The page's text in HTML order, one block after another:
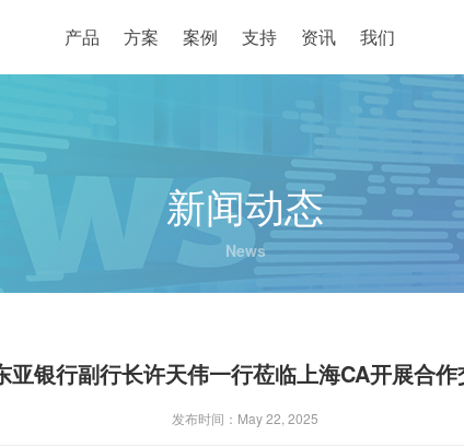
产品 方案 案例 支持 资讯 我们
新闻动态
News
亚银行副行长许天伟一行莅临上海CA开展合作
发布时间：May 22, 2025